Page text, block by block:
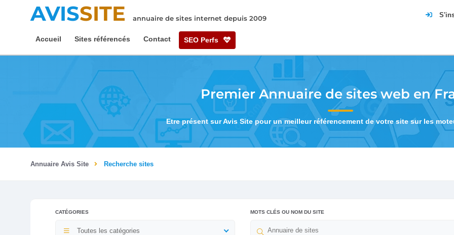
AVISSITE annuaire de sites internet depuis 2009
Accueil Sites référencés Contact SEO Perfs
Premier Annuaire de sites web en
Etre présent sur Avis Site pour un meilleur référencement de votre site sur les
Annuaire Avis Site Recherche sites
CATÉGORIES
Toutes les catégories
MOTS CLÉS OU NOM DU SITE